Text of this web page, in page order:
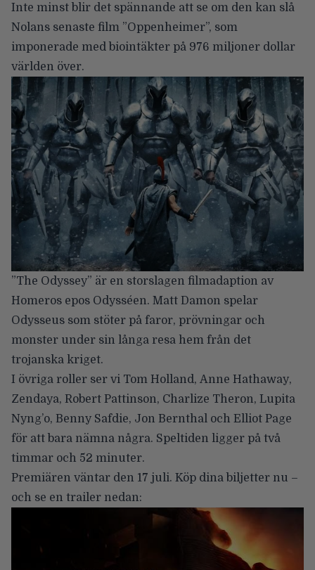
Inte minst blir det spännande att se om den kan slå
Nolans senaste film ”Oppenheimer”, som
imponerade med biointäkter på 976 miljoner dollar
världen över.
”The Odyssey” är en storslagen filmadaption av
Homeros epos Odysséen. Matt Damon spelar
Odysseus som stöter på faror, prövningar och
monster under sin långa resa hem från det
trojanska kriget.
I övriga roller ser vi Tom Holland, Anne Hathaway,
Zendaya, Robert Pattinson, Charlize Theron, Lupita
Nyng’o, Benny Safdie, Jon Bernthal och Elliot Page
för att bara nämna några. Speltiden ligger på två
timmar och 52 minuter.
Premiären väntar den 17 juli. Köp dina biljetter nu –
och se en trailer nedan: